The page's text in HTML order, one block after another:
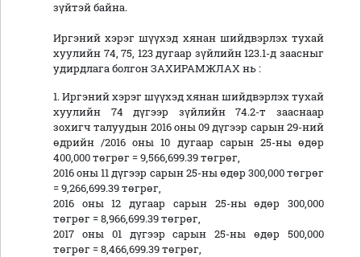
зүйтэй байна.
Иргэний хэрэг шүүхэд хянан шийдвэрлэх тухай
хуулийн 74, 75, 123 дугаар зүйлийн 123.1-д заасныг
удирдлага болгон ЗАХИРАМЖЛАХ нь :
1. Иргэний хэрэг шүүхэд хянан шийдвэрлэх тухай
хуулийн 74 дүгээр зүйлийн 74.2-т зааснаар
зохигч талуудын 2016 оны 09 дүгээр сарын 29-ний
өдрийн /2016 оны 10 дугаар сарын 25-ны өдөр
400,000 төгрөг = 9,566,699.39 төгрөг,
2016 оны 11 дүгээр сарын 25-ны өдөр 300,000 төгрөг
= 9,266,699.39 төгрөг,
2016 оны 12 дугаар сарын 25-ны өдөр 300,000
төгрөг = 8,966,699.39 төгрөг,
2017 оны 01 дүгээр сарын 25-ны өдөр 500,000
төгрөг = 8,466,699.39 төгрөг,